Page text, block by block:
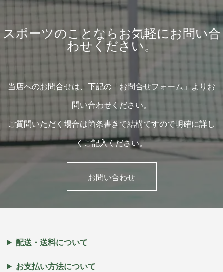
スポーツのことならお気軽にお問い合
わせください。
当店へのお問合せは、下記の「お問合せフォーム」よりお
問い合わせください。
ご質問いただく場合は箇条書きで結構ですので明確に詳し
くご記入ください。
お問い合わせ
配送・送料について
お支払い方法について